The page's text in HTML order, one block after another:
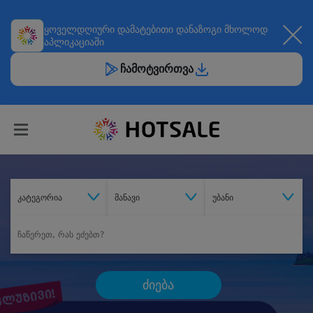
ყოველდღიური დამატებითი დანაზოგი მხოლოდ
აპლიკაციაში
ჩამოტვირთვა
კატეგორია მანავი უბანი
ძიება